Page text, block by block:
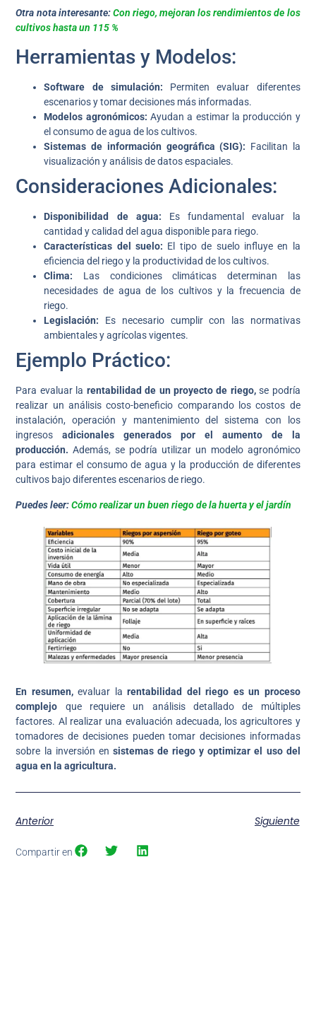
Otra nota interesante:Con riego, mejoran los rendimientos de los
cultivos hasta un 115 %
Herramientas y Modelos:
Software de simulación: Permiten evaluar diferentes
escenarios y tomar decisiones más informadas.
Modelos agronómicos: Ayudan a estimar la producción y
el consumo de agua de los cultivos.
Sistemas de información geográfica (SIG): Facilitan la
visualización y análisis de datos espaciales.
Consideraciones Adicionales:
Disponibilidad de agua: Es fundamental evaluar la
cantidad y calidad del agua disponible para riego.
Características del suelo: El tipo de suelo influye en la
eficiencia del riego y la productividad de los cultivos.
Clima: Las condiciones climáticas determinan las
necesidades de agua de los cultivos y la frecuencia de
riego.
Legislación: Es necesario cumplir con las normativas
ambientales y agrícolas vigentes.
Ejemplo Práctico:
Para evaluar la rentabilidad de un proyecto de riego,se podría
realizar un análisis costo-beneficio comparando los costos de
instalación, operación y mantenimiento del sistema con los
ingresosadicionales generados por el aumento de la
producción.Además, se podría utilizar un modelo agronómico
para estimar el consumo de agua y la producción de diferentes
cultivos bajo diferentes escenarios de riego.
Puedes leer:Cómo realizar un buen riego de la huerta y el jardín
En resumen,evaluar larentabilidad del riego es un proceso
complejo que requiere un análisis detallado de múltiples
factores. Al realizar una evaluación adecuada, los agricultores y
tomadores de decisiones pueden tomar decisiones informadas
sobre la inversión en sistemas de riego y optimizar el uso del
agua en la agricultura.
Anterior Siguiente
Compartir en